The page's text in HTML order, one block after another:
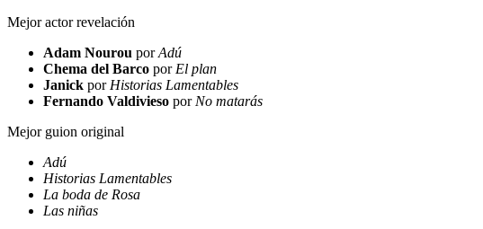
Mejor actor revelación
Adam Nourou porAdú
Chema del Barco por El plan
Janick por Historias Lamentables
Fernando Valdivieso por No matarás
Mejor guion original
Adú
Historias Lamentables
La boda de Rosa
Las niñas